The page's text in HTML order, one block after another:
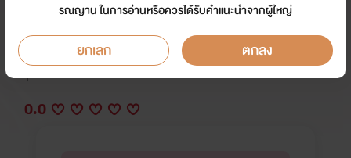
[YAOI] Mission ภารกิจ...หักอก
นักเขียน: sunflower0102
Y
0.0
รณญาน ในการอ่านหรือควรได้รับคำแนะนำจากผู้ใหญ่
ยกเลิก ตกลง